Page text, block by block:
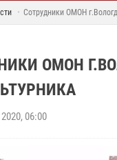
Сотрудники ОМОН
ОМОН
06:00